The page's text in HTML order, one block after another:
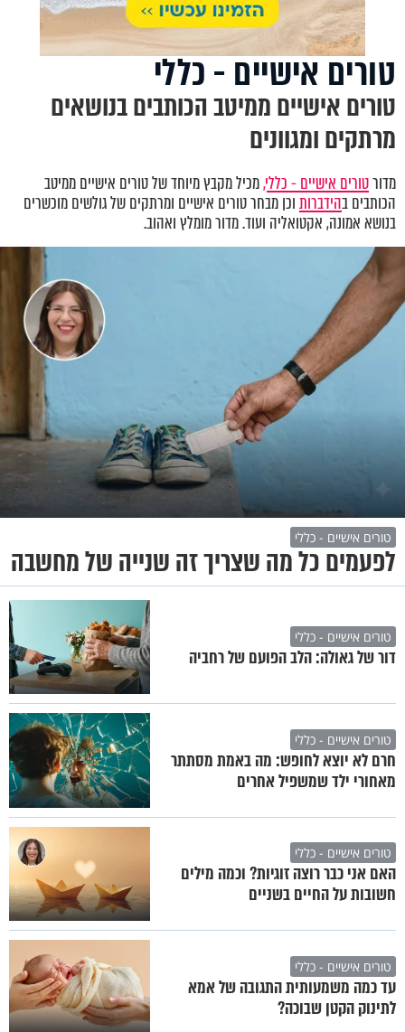
טורים אישיים - כללי
טורים אישיים ממיטב הכותבים בנושאים
מרתקים ומגוונים
מדורטורים אישיים - כללי,מכיל מקבץ מיוחד של טורים אישיים ממיטב
הכותבים בהידברותוכן מבחר טורים אישיים ומרתקים של גולשים מוכשרים
בנושא אמונה, אקטואליה ועוד. מדור מומלץ ואהוב.
טורים אישיים - כללי
לפעמים כל מה שצריך זה שנייה של מחשבה
טורים אישיים - כללי
דור של גאולה: הלב הפועם של רחביה
טורים אישיים - כללי
חרם לא יוצא לחופש: מה באמת מסתתר
מאחורי ילד שמשפיל אחרים
טורים אישיים - כללי
האם אני כבר רוצה זוגיות? וכמה מילים
חשובות על החיים בשניים
טורים אישיים - כללי
עד כמה משמעותית התגובה של אמא
לתינוק הקטן שבוכה?